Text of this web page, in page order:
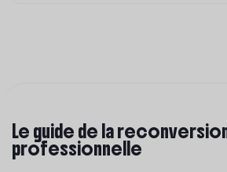
Le guide de la
professionnelle